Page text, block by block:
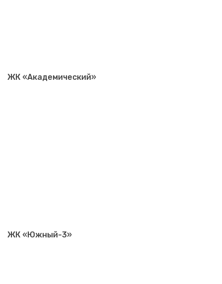
ЖК «Академический»
ЖК «Южный-3»